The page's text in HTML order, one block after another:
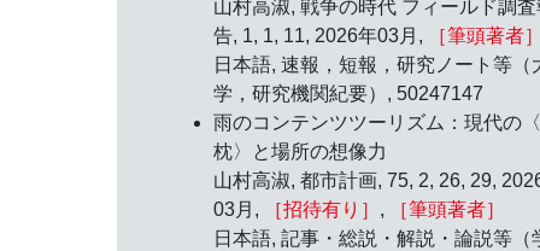
山村高淑, 戦争の時代 フィールド調査
告, 1, 1, 11, 2026年03月,
［筆頭著者
日本語, 速報，短報，研究ノート等（
学，研究機関紀要）, 50247147
雨のコンテンツツーリズム：現代の
枕〉と場所の想像力
山村高淑, 都市計画, 75, 2, 26, 29,
03月,
［招待有り］ ,
［筆頭著者］
日本語, 記事・総説・解説・論説等（